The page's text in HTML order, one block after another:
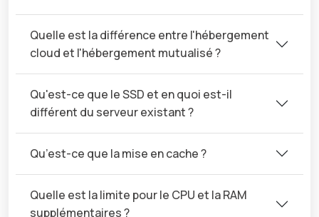
Quelle est la différence entre l'hébergement
cloud et l'hébergement mutualisé ?
Qu'est-ce que le SSD et en quoi est-il
différent du serveur existant ?
Qu’est-ce que la mise en cache ?
Quelle est la limite pour le CPU et la RAM
supplémentaires ?